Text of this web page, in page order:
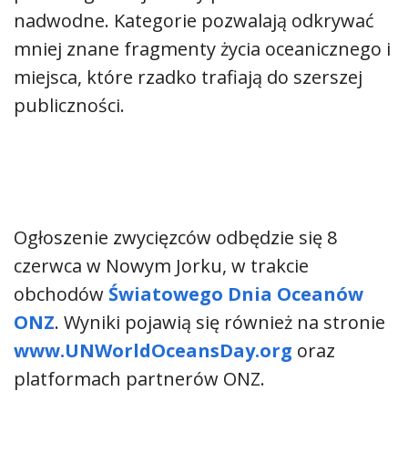
nadwodne. Kategorie pozwalają odkrywać
mniej znane fragmenty życia oceanicznego i
miejsca, które rzadko trafiają do szerszej
publiczności.
Ogłoszenie zwycięzców odbędzie się 8
czerwca w Nowym Jorku, w trakcie
obchodów Światowego Dnia Oceanów
ONZ. Wyniki pojawią się również na stronie
www.UNWorldOceansDay.org oraz
platformach partnerów ONZ.